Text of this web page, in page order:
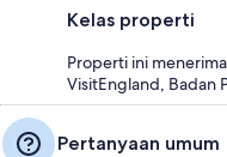
Kelas properti
Properti ini
VisitEngland, Badan
Pertanyaan umum